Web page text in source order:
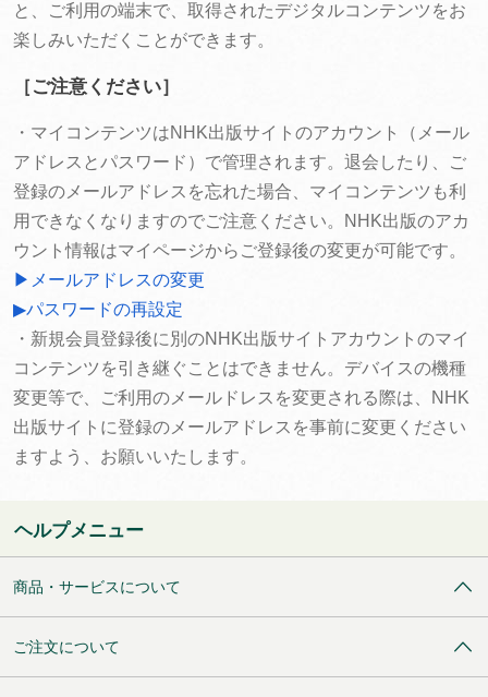
と、ご利用の端末で、取得されたデジタルコンテンツをお
楽しみいただくことができます。
［ご注意ください］
・マイコンテンツはNHK出版サイトのアカウント（メール
アドレスとパスワード）で管理されます。退会したり、ご
登録のメールアドレスを忘れた場合、マイコンテンツも利
用できなくなりますのでご注意ください。NHK出版のアカ
ウント情報はマイページからご登録後の変更が可能です。
▶メールアドレスの変更
▶パスワードの再設定
・新規会員登録後に別のNHK出版サイトアカウントのマイ
コンテンツを引き継ぐことはできません。デバイスの機種
変更等で、ご利用のメールドレスを変更される際は、NHK
出版サイトに登録のメールアドレスを事前に変更ください
ますよう、お願いいたします。
ヘルプメニュー
商品・サービスについて
ご注文について